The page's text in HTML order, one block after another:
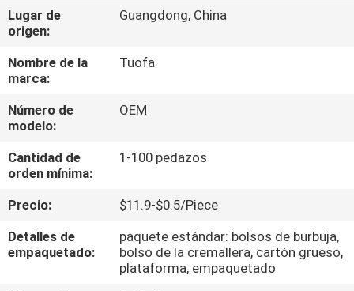
SOBRE
NOSOTROS
RECORRIDO
POR
LA
FÁBRICA
DE
Lugar de
origen:
Guangdong, China
Nombre de la
marca:
Tuofa
Número de
modelo:
OEM
Cantidad de
orden mínima:
1-100 pedazos
Precio:
$11.9-$0.5/Piece
Detalles de
empaquetado:
paquete estándar: bolsos de burbuja,
bolso de la cremallera, cartón grueso,
plataforma, empaquetado